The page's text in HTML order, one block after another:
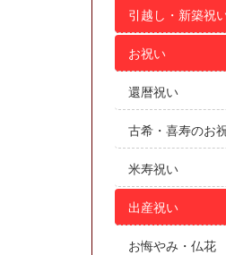
引越し・新築祝
お祝い
還暦祝い
古希・喜寿のお
米寿祝い
出産祝い
お悔やみ・仏花